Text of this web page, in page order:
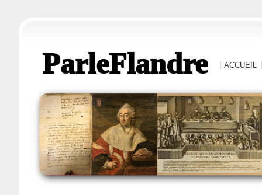
ParleFlandre ACCUEIL